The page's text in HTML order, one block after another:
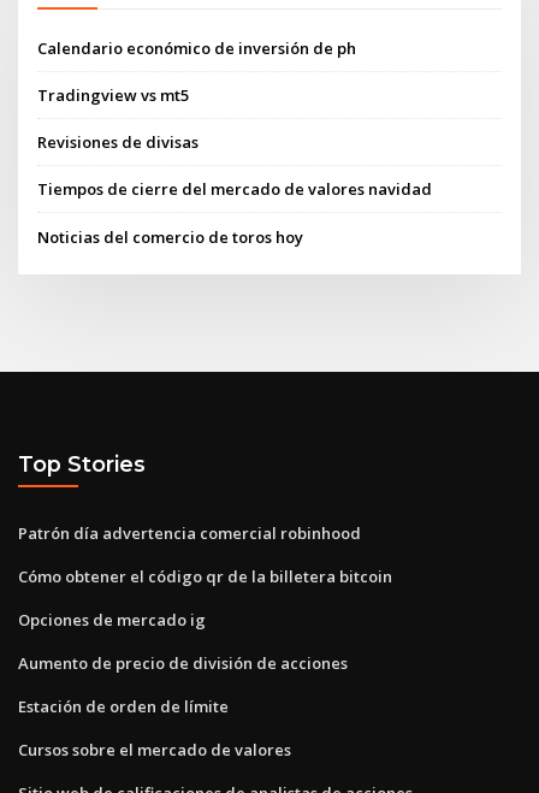
Calendario económico de inversión de ph
Tradingview vs mt5
Revisiones de divisas
Tiempos de cierre del mercado de valores navidad
Noticias del comercio de toros hoy
Top Stories
Patrón día advertencia comercial robinhood
Cómo obtener el código qr de la billetera bitcoin
Opciones de mercado ig
Aumento de precio de división de acciones
Estación de orden de límite
Cursos sobre el mercado de valores